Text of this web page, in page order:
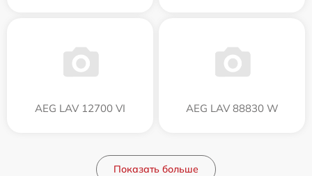
AEG LAV 12700 VI AEG LAV 88830 W
Показать больше